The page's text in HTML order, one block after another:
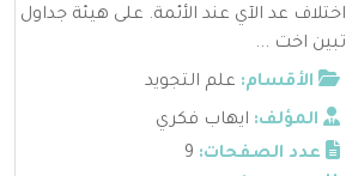
اختلاف عد الآي عند الأئمة. على هيئة جداول
تبين اخت ...
الأقسام: علم التجويد
المؤلف: ايهاب فكري
عدد الصفحات: